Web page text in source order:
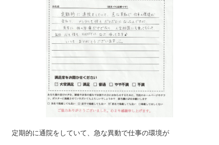
定期的に通院をしていて、急な異動で仕事の環境が